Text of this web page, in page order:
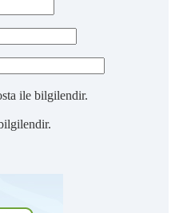
ile bilgilendir.